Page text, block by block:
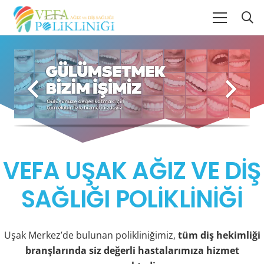
VEFA UŞAK AĞIZ VE DİŞ
SAĞLIĞI POLİKLİNİĞİ
Uşak Merkez’de bulunan polikliniğimiz, tüm diş hekimliği
branşlarında siz değerli hastalarımıza hizmet